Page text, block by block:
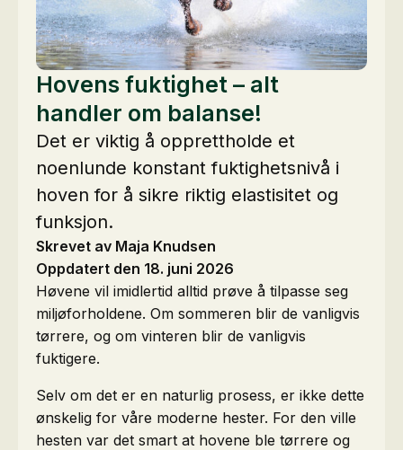
Hovens fuktighet – alt
handler om balanse!
Det er viktig å opprettholde et
noenlunde konstant fuktighetsnivå i
hoven for å sikre riktig elastisitet og
funksjon.
Skrevet av Maja Knudsen
Oppdatert den 18. juni 2026
Høvene vil imidlertid alltid prøve å tilpasse seg
miljøforholdene. Om sommeren blir de vanligvis
tørrere, og om vinteren blir de vanligvis
fuktigere.
Selv om det er en naturlig prosess, er ikke dette
ønskelig for våre moderne hester. For den ville
hesten var det smart at hovene ble tørrere og